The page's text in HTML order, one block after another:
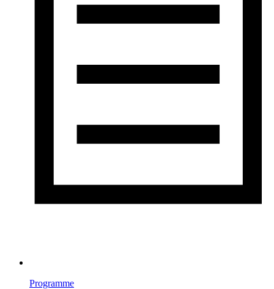
Programme